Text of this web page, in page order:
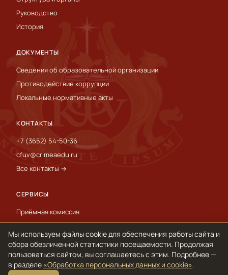
Руководство
История
ДОКУМЕНТЫ
Сведения об образовательной организации
Противодействие коррупции
Локальные нормативные акты
КОНТАКТЫ
+7 (3652) 54-50-36
cfuv@crimeaedu.ru
Все контакты →
СЕРВИСЫ
Приёмная комиссия
Пресс-служба
International
© 1918–2026 ФГАОУ ВО «КФУ им. В. И. Вернадского»
Мы используем файлы cookie для обеспечения работы сайта и
сбора обезличенной статистики посещаемости. Продолжая
пользоваться сайтом, вы соглашаетесь с этим. Подробнее —
в разделе «Обработка персональных данных и cookie».